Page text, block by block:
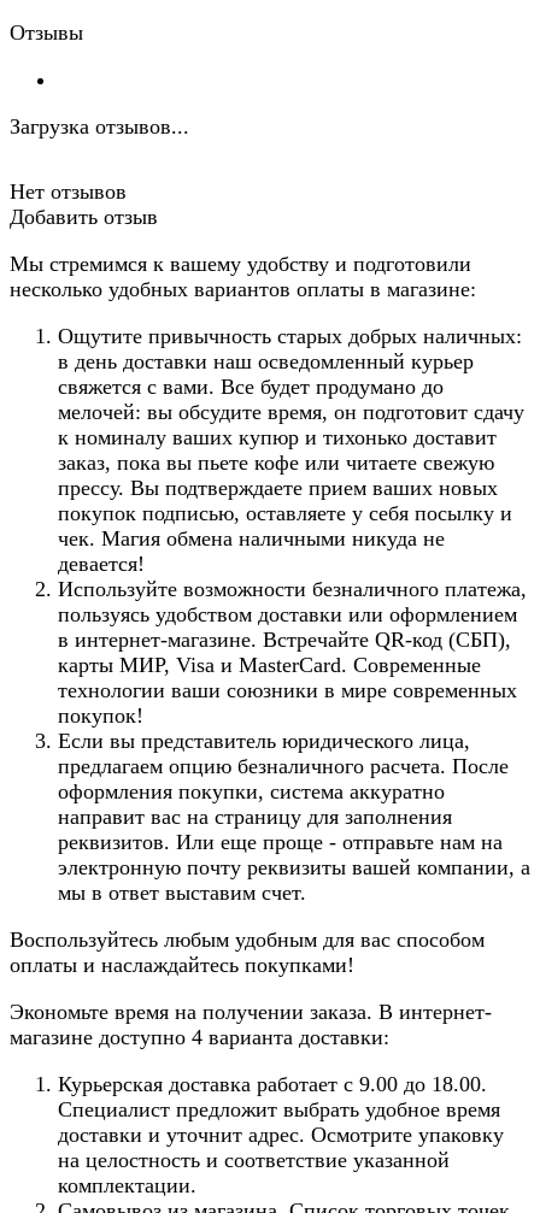
Отзывы
Загрузка отзывов...
Нет отзывов
Добавить отзыв
Мы стремимся к вашему удобству и подготовили
несколько удобных вариантов оплаты в магазине:
Ощутите привычность старых добрых наличных:
в день доставки наш осведомленный курьер
свяжется с вами. Все будет продумано до
мелочей: вы обсудите время, он подготовит сдачу
к номиналу ваших купюр и тихонько доставит
заказ, пока вы пьете кофе или читаете свежую
прессу. Вы подтверждаете прием ваших новых
покупок подписью, оставляете у себя посылку и
чек. Магия обмена наличными никуда не
девается!
Используйте возможности безналичного платежа,
пользуясь удобством доставки или оформлением
в интернет-магазине. Встречайте QR-код (СБП),
карты МИР, Visa и MasterCard. Современные
технологии ваши союзники в мире современных
покупок!
Если вы представитель юридического лица,
предлагаем опцию безналичного расчета. После
оформления покупки, система аккуратно
направит вас на страницу для заполнения
реквизитов. Или еще проще - отправьте нам на
электронную почту реквизиты вашей компании, а
мы в ответ выставим счет.
Воспользуйтесь любым удобным для вас способом
оплаты и наслаждайтесь покупками!
Экономьте время на получении заказа. В интернет-
магазине доступно 4 варианта доставки:
Курьерская доставка работает с 9.00 до 18.00.
Специалист предложит выбрать удобное время
доставки и уточнит адрес. Осмотрите упаковку
на целостность и соответствие указанной
комплектации.